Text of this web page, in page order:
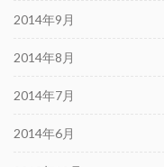
2014年9月
2014年8月
2014年7月
2014年6月